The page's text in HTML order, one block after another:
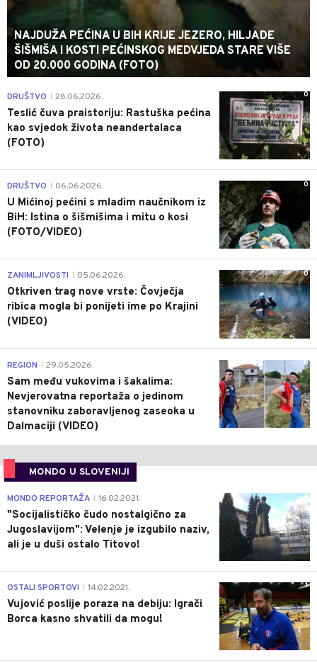
NAJDUŽA PEĆINA U BIH KRIJE JEZERO, HILJADE
ŠIŠMIŠA I KOSTI PEĆINSKOG MEDVJEDA STARE VIŠE
OD 20.000 GODINA (FOTO)
0
DRUŠTVO 28.06.2026.
Teslić čuva praistoriju: Rastuška pećina
kao svjedok života neandertalaca
(FOTO)
0
DRUŠTVO 06.06.2026.
U Mićinoj pećini s mladim naučnikom iz
BiH: Istina o šišmišima i mitu o kosi
(FOTO/VIDEO)
0
ZANIMLJIVOSTI 05.06.2026.
Otkriven trag nove vrste: Čovječja
ribica mogla bi ponijeti ime po Krajini
(VIDEO)
0
REGION 29.05.2026.
Sam među vukovima i šakalima:
Nevjerovatna reportaža o jedinom
stanovniku zaboravljenog zaseoka u
Dalmaciji (VIDEO)
MONDO U SLOVENIJI
4
MONDO REPORTAŽA 16.02.2021.
"Socijalističko čudo nostalgično za
Jugoslavijom": Velenje je izgubilo naziv,
ali je u duši ostalo Titovo!
1
OSTALI SPORTOVI 14.02.2021.
Vujović poslije poraza na debiju: Igrači
Borca kasno shvatili da mogu!